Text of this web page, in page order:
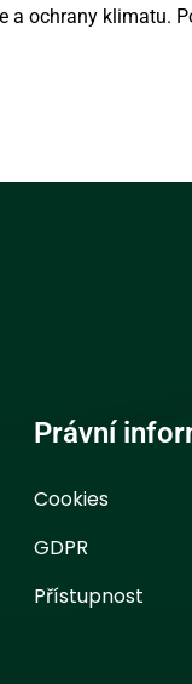
a ochrany klimatu.
Právní
Cookies
GDPR
Přístupnost